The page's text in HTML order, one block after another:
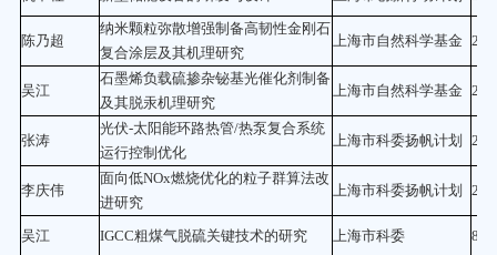
陈乃超
纳米颗粒弥散增强制备高韧性金刚石
复合涂层及其机理研究
上海市自然科学基金 20
吴江
石墨烯负载硫掺杂铋基光催化剂制备
及其脱汞机理研究
上海市自然科学基金 20
张涛
光伏-太阳能环路热管/热泵复合系统
运行控制优化
上海市科委扬帆计划 20
李庆伟
面向低NOx燃烧优化的粒子群算法改
进研究
上海市科委扬帆计划 20
吴江 IGCC粗煤气脱硫关键技术的研究 上海市科委 80